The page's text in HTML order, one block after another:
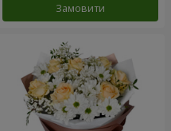
Замовити